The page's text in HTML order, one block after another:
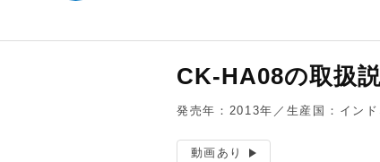
CK-HA08の取扱
発売年：2013年／生産国：インド
動画あり